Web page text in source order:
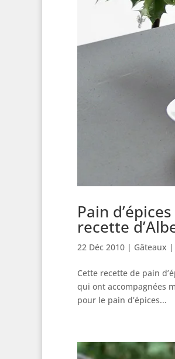
Pain
recette
22 Déc 2010 | Gâteaux |
Cette recette de pain
qui ont accompagnées
pour le pain d’épices...